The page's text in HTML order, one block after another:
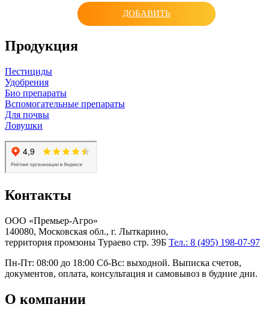
ДОБАВИТЬ
Продукция
Пестициды
Удобрения
Био препараты
Вспомогательные препараты
Для почвы
Ловушки
Контакты
ООО «Премьер-Агро»
140080, Московская обл., г. Лыткарино,
территория промзоны Тураево стр. 39Б Тел.: 8 (495) 198-07-97
Пн-Пт: 08:00 до 18:00 Сб-Вс: выходной. Выписка счетов,
документов, оплата, консультация и самовывоз в будние дни.
О компании